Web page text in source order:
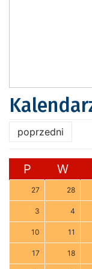
poprzedni
P W
27 28
3 4
10 11
17 18